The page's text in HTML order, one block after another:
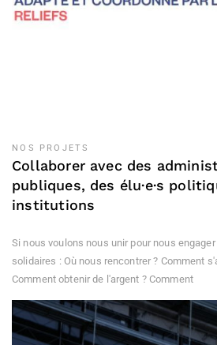
NOS PROJETS
Collaborer avec des
publiques, des élu·e·s
institutions
Si nous voulons nous unir pour nous
solidaires : Où nous rencontrer ? Comment
Comment obtenir de l'argent ? Comment